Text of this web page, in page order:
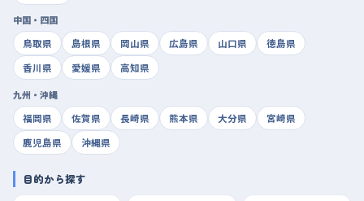
中国・四国
鳥取県
島根県 岡山県 広島県 山口県
徳島県
香川県
愛媛県 高知県
九州・沖縄
福岡県
佐賀県 長崎県 熊本県 大分県
宮崎県
鹿児島県
沖縄県
目的から探す